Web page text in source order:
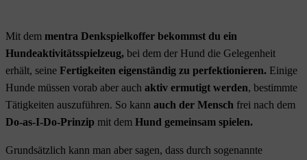
Mit dem mentra Denkspielkoffer bekommst du ein
Hundeaktivitätsspielzeug, bei dem der Hund die Gelegenheit
erhält, seine Fertigkeiten eigenständig zu perfektionieren. Einige
Hunde müssen vorab aber auch aktiv ermutigt werden, bestimmte
Tätigkeiten auszuführen. So kann auch der Mensch frei nach dem
Do-as-I-Do-Prinzip mit dem Hund gemeinsam spielen.
Grundsätzlich kann man aber sagen, dass durch sogenannte